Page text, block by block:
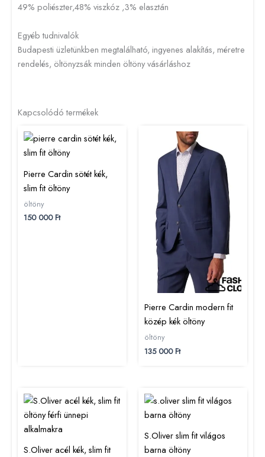
49% poliészter,48% viszkóz ,3% elasztán
Egyéb tudnivalók
Budapesti üzletünkben megtalálható, ingyenes alakítás, méretre
rendelés, öltönyzsák minden öltöny vásárláshoz
Kapcsolódó termékek
Pierre Cardin sötét kék,
slim fit öltöny
öltöny
150 000Ft
Pierre Cardin modern fit
közép kék öltöny
öltöny
135 000Ft
S.Oliver acél kék, slim fit
S.Oliver slim fit világos
barna öltöny